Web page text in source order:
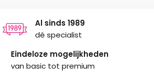
Al sinds 1989
dé specialist
Eindeloze mogelijkheden
van basic tot premium